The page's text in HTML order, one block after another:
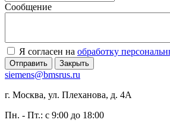
Сообщение
Я согласен на обработку
Отправить Закрыть
siemens@bmsrus.ru
г. Москва, ул. Плеханова, д. 4А
Пн. - Пт.: c 9:00 до 18:00